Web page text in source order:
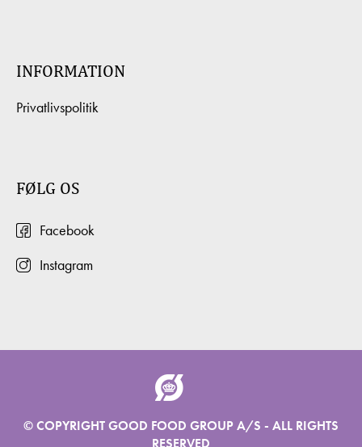
INFORMATION
Privatlivspolitik
FØLG OS
Facebook
Instagram
© COPYRIGHT GOOD FOOD GROUP A/S - ALL RIGHTS
RESERVED